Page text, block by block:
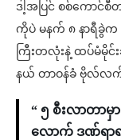
ဒါ့အပြင် စစ်ကောင်စီ
ကိုပဲ မနက် ၈ နာရီခွဲက
ကြီးတလုံးနဲ့ ထပ်မံမို
နယ် တာဝန်ခံ ဗိုလ်လက်
“ ၅ စီးလာတာ
လောက် ဒဏ်ရာ